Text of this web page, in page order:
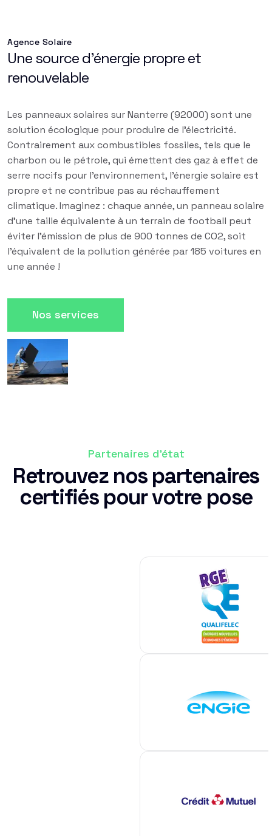
Agence Solaire
Une source d'énergie propre et
renouvelable
Les panneaux solaires sur Nanterre (92000) sont une
solution écologique pour produire de l'électricité.
Contrairement aux combustibles fossiles, tels que le
charbon ou le pétrole, qui émettent des gaz à effet de
serre nocifs pour l'environnement, l'énergie solaire est
propre et ne contribue pas au réchauffement
climatique. Imaginez : chaque année, un panneau solaire
d'une taille équivalente à un terrain de football peut
éviter l'émission de plus de 900 tonnes de CO2, soit
l'équivalent de la pollution générée par 185 voitures en
une année !
Nos services
Partenaires d'état
Retrouvez nos partenaires
certifiés pour votre pose